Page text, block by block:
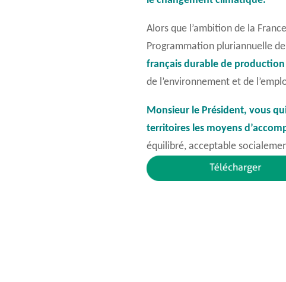
Alors que l’ambition de la
Programmation pluriannuelle de
français durable de
de l’environnement et de
Monsieur le Président, vous
territoires les moyens
équilibré, acceptable